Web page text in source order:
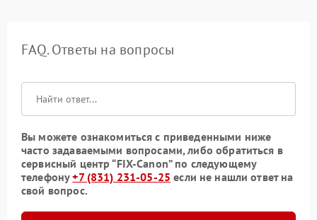
FAQ. Ответы на вопросы
Вы можете ознакомиться с приведенными ниже
часто задаваемыми вопросами, либо обратиться в
сервисный центр “FIX-Canon” по следующему
телефону+7 (831) 231-05-25 если не нашли ответ на
свой вопрос.